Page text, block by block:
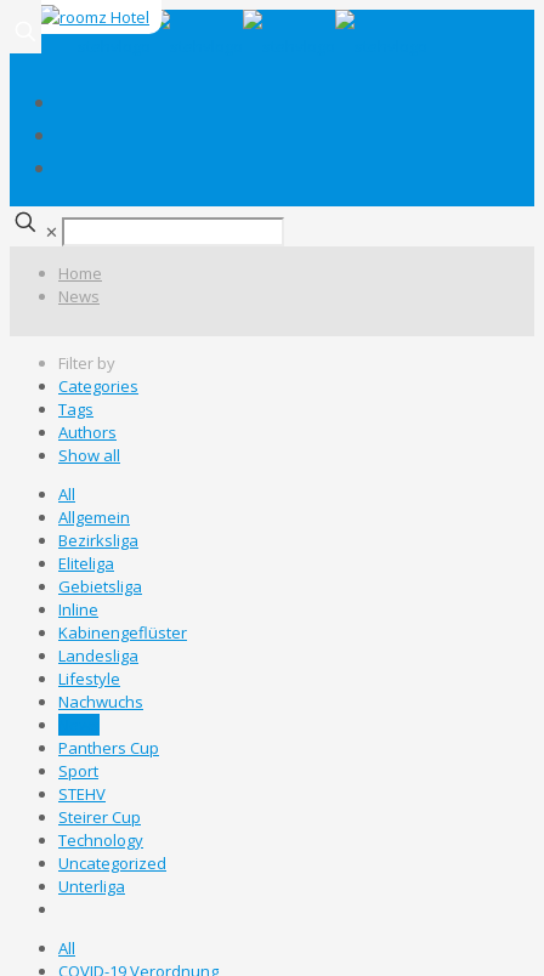
✕
Home
News
Filter by
Categories
Tags
Authors
Show all
All
Allgemein
Bezirksliga
Eliteliga
Gebietsliga
Inline
Kabinengeflüster
Landesliga
Lifestyle
Nachwuchs
Panthers Cup
Sport
STEHV
Steirer Cup
Technology
Uncategorized
Unterliga
All
COVID-19 Verordnung